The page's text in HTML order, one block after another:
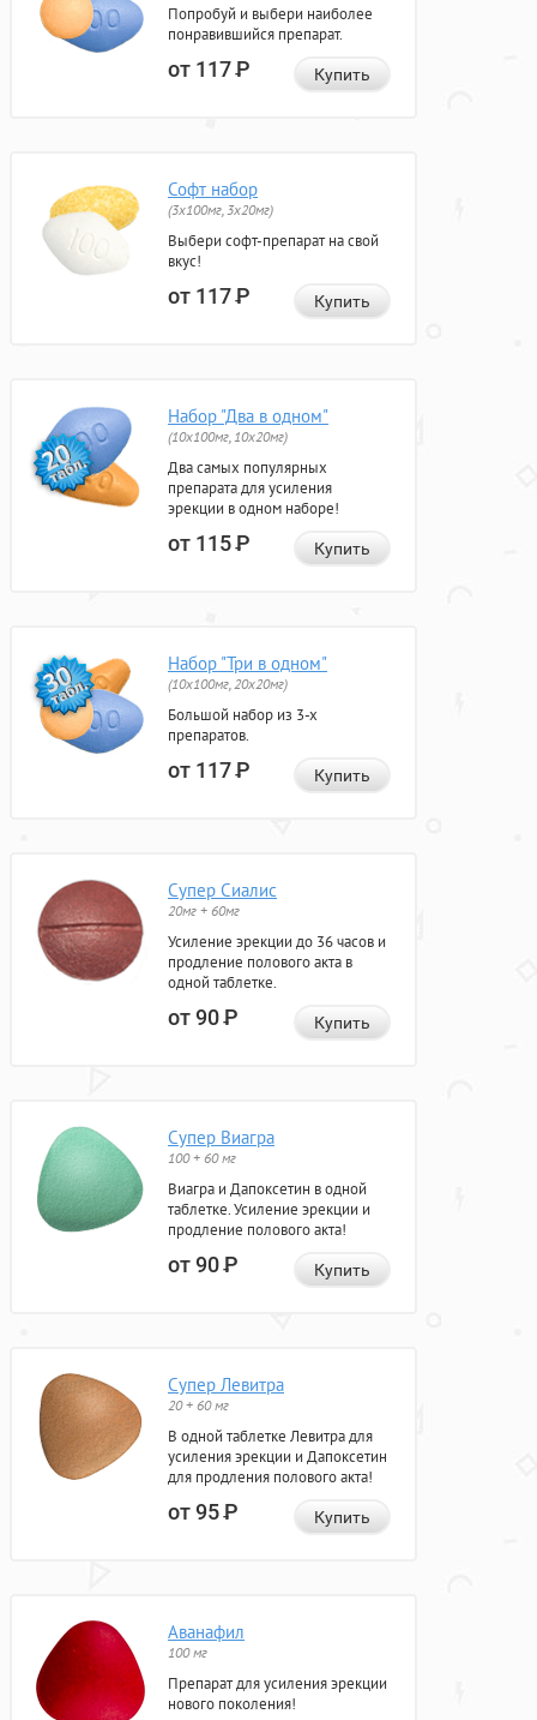
Попробуй и выбери наиболее
понравившийся препарат.
от 117Р Купить
Софт набор
(3x100мг, 3x20мг)
Выбери софт-препарат на свой
вкус!
от 117Р Купить
Набор "Два в одном"
(10x100мг, 10x20мг)
Два самых популярных
препарата для усиления
эрекции в одном наборе!
от 115Р Купить
Набор "Три в одном"
(10x100мг, 20x20мг)
Большой набор из 3-х
препаратов.
от 117Р Купить
Супер Сиалис
20мг + 60мг
Усиление эрекции до 36 часов и
продление полового акта в
одной таблетке.
от 90Р Купить
Супер Виагра
100 + 60 мг
Виагра и Дапоксетин в одной
таблетке. Усиление эрекции и
продление полового акта!
от 90Р Купить
Супер Левитра
20 + 60 мг
В одной таблетке Левитра для
усиления эрекции и Дапоксетин
для продления полового акта!
от 95Р Купить
Аванафил
100 мг
Препарат для усиления эрекции
нового поколения!